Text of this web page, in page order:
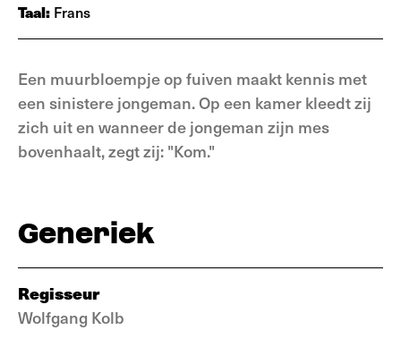
Taal: Frans
Een muurbloempje op fuiven maakt kennis met
een sinistere jongeman. Op een kamer kleedt zij
zich uit en wanneer de jongeman zijn mes
bovenhaalt, zegt zij: "Kom."
Generiek
Regisseur
Wolfgang Kolb